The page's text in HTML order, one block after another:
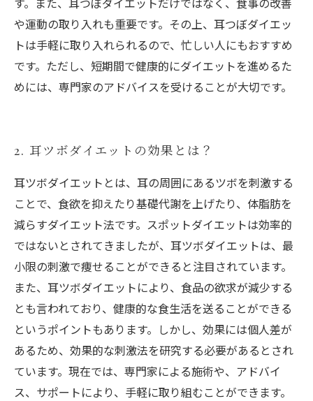
や運動の取り入れも重要です。その上、耳つぼダイエッ
トは手軽に取り入れられるので、忙しい人にもおすすめ
です。ただし、短期間で健康的にダイエットを進めるた
めには、専門家のアドバイスを受けることが大切です。
2. 耳ツボダイエットの効果とは？
耳ツボダイエットとは、耳の周囲にあるツボを刺激する
ことで、食欲を抑えたり基礎代謝を上げたり、体脂肪を
減らすダイエット法です。スポットダイエットは効率的
ではないとされてきましたが、耳ツボダイエットは、最
小限の刺激で痩せることができると注目されています。
また、耳ツボダイエットにより、食品の欲求が減少する
とも言われており、健康的な食生活を送ることができる
というポイントもあります。しかし、効果には個人差が
あるため、効果的な刺激法を研究する必要があるとされ
ています。現在では、専門家による施術や、アドバイ
ス、サポートにより、手軽に取り組むことができます。